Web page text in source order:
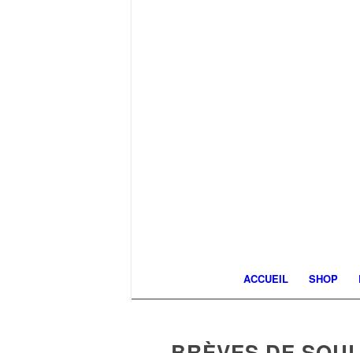
ACCUEIL SHOP